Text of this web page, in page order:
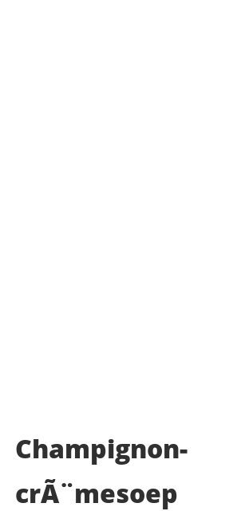
Champignon-
crÃ¨mesoep